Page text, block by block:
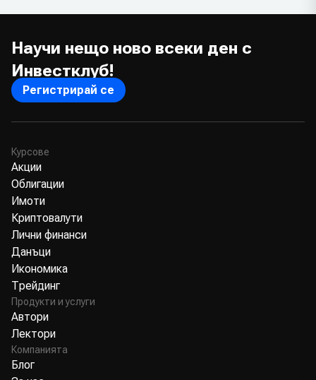
Научи нещо ново всеки ден с
Инвестклуб!
Регистрирай се
Курсове
Акции
Облигации
Имоти
Криптовалути
Лични финанси
Данъци
Икономика
Трейдинг
Продукти и услуги
Автори
Лектори
Компанията
Блог